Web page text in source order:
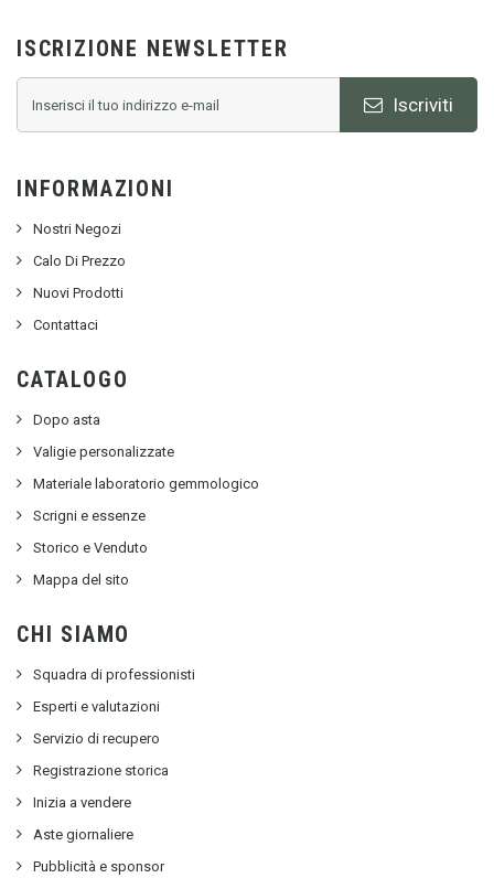
ISCRIZIONE NEWSLETTER
Iscriviti
INFORMAZIONI
Nostri Negozi
Calo Di Prezzo
Nuovi Prodotti
Contattaci
CATALOGO
Dopo asta
Valigie personalizzate
Materiale laboratorio gemmologico
Scrigni e essenze
Storico e Venduto
Mappa del sito
CHI SIAMO
Squadra di professionisti
Esperti e valutazioni
Servizio di recupero
Registrazione storica
Inizia a vendere
Aste giornaliere
Pubblicità e sponsor